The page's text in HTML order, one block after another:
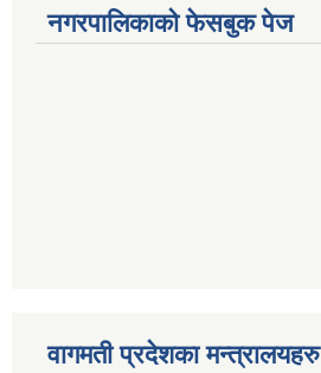
नगरपालिकाको फेसबुक पेज
वागमती प्रदेशका मन्त्रालयहरु